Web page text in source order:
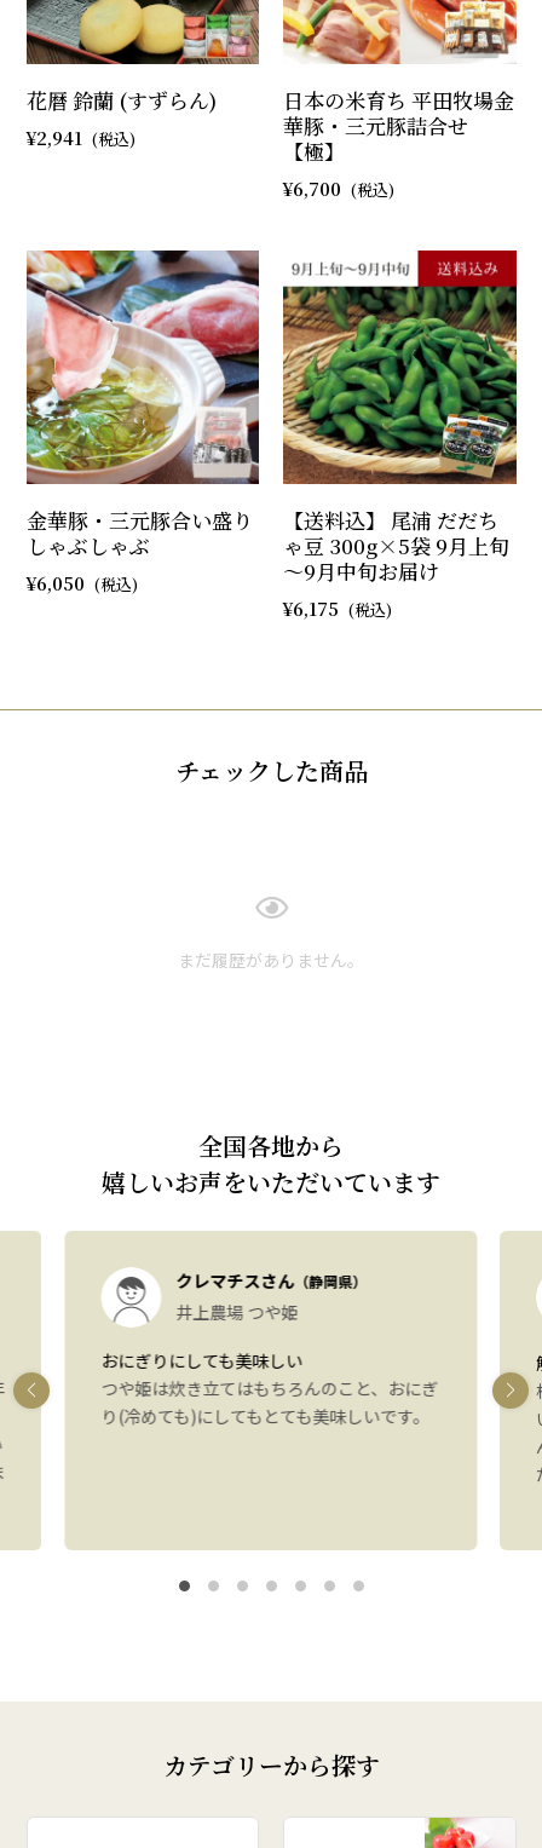
花暦 鈴蘭 (すずらん)
2,941
日本の米育ち 平田牧場金
華豚・三元豚詰合せ
【極】
6,700
金華豚・三元豚合い盛り
しゃぶしゃぶ
6,050
【送料込】 尾浦 だだち
ゃ豆 300g×5袋 9月上旬
～9月中旬お届け
6,175
チェックした商品
まだ履歴がありません。
全国各地から
嬉しいお声をいただいています
クレマチスさん（静岡県）
井上農場 つや姫
おにぎりにしても美味しい
つや姫は炊き立てはもちろんのこと、おにぎ
り(冷めても)にしてもとても美味しいです。
カテゴリーから探す